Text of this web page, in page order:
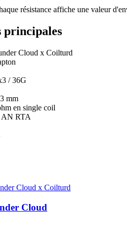
résistance affiche une valeur
principales
Cloud x Coilturd
/ 36G
mm
en single coil
AN RTA
Cloud